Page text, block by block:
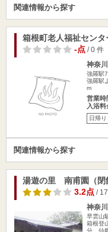
関連情報から探す
箱根町老人福祉セン
-点/ 0 件
神奈
強羅駅
強羅駅
m
営業時
入浴料
日帰り
関連情報から探す
湯遊の里 南甫園（閉
3.2点/
神奈
早雲山
箱根登
分、仙